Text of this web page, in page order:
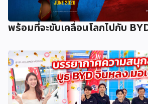
พร้อมที่จะขับเคลื่อนโลกไปกับ